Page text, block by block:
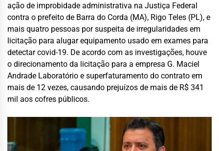
ação de improbidade administrativa na Justiça Federal
contra o prefeito de Barra do Corda (MA), Rigo Teles (PL), e
mais quatro pessoas por suspeita de irregularidades em
licitação para alugar equipamento usado em exames para
detectar covid-19. De acordo com as investigações, houve
o direcionamento da licitação para a empresa G. Maciel
Andrade Laboratório e superfaturamento do contrato em
mais de 12 vezes, causando prejuízos de mais de R$ 341
mil aos cofres públicos.